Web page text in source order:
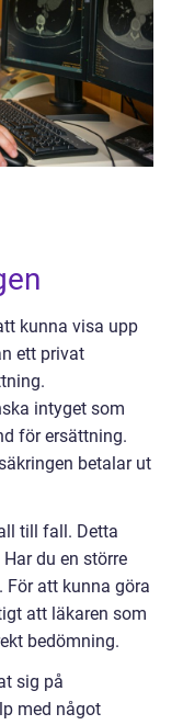
kunna visa upp
ett privat
intyget som
för ersättning.
betalar ut
till fall. Detta
du en större
För att kunna göra
att läkaren som
bedömning.
sig på
med något